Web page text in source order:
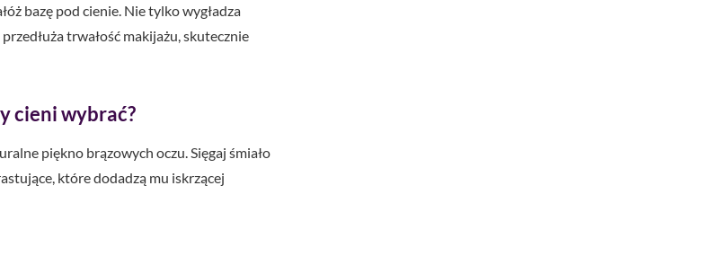
bazę pod cienie. Nie tylko wygładza
trwałość makijażu, skutecznie
cieni wybrać?
piękno brązowych oczu. Sięgaj śmiało
które dodadzą mu iskrzącej